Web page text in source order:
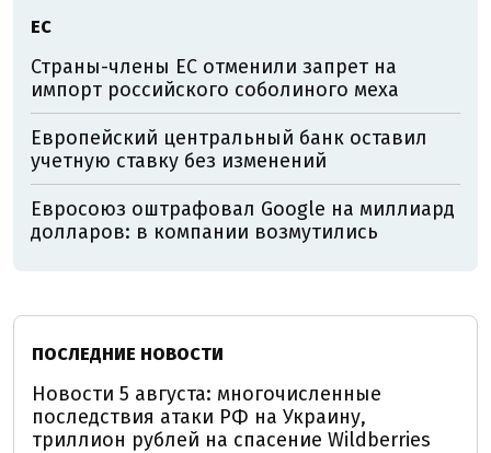
ЕС
Страны-члены ЕС отменили запрет на
импорт российского соболиного меха
Европейский центральный банк оставил
учетную ставку без изменений
Евросоюз оштрафовал Google на миллиард
долларов: в компании возмутились
ПОСЛЕДНИЕ НОВОСТИ
Новости 5 августа: многочисленные
последствия атаки РФ на Украину,
триллион рублей на спасение Wildberries